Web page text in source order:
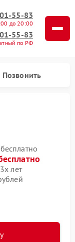
55-83
до 20:00
55-83
по РФ
Позвонить
бесплатно
лет